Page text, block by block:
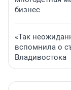
бизнес
«Так
вспомнила о
Владивостока